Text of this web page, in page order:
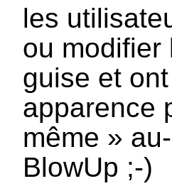
les
ou modifier
guise et
apparence
même »
BlowUp ;-)